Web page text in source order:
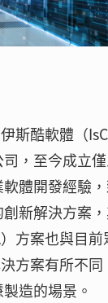
斯酷軟體（
，至今成立
體開發經驗
新解決方案
方案也與目
方案有所不
造的場景。